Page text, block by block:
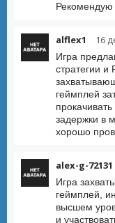
Рекомендую
alflex1 16
Игра
стратегии
геймплей
задержки в
хорошо
alex-g-72131
Игра
геймплей,
высшем
и